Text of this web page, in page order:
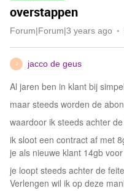
overstappen
Forum|Forum|3 years ago
J jacco de geus
Al jaren ben in klant bij
maar steeds worden de
waardoor ik steeds achter
ik sloot een contract af met
je als nieuwe klant 14gb
je loopt steeds achter de
Verlengen wil ik op deze